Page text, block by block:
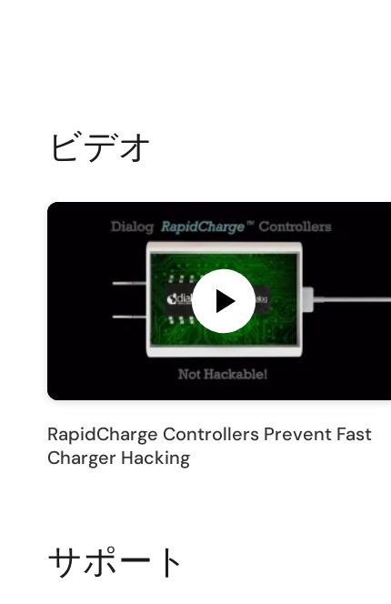
ビデオ
RapidCharge Controllers Prevent Fast
Charger Hacking
サポート